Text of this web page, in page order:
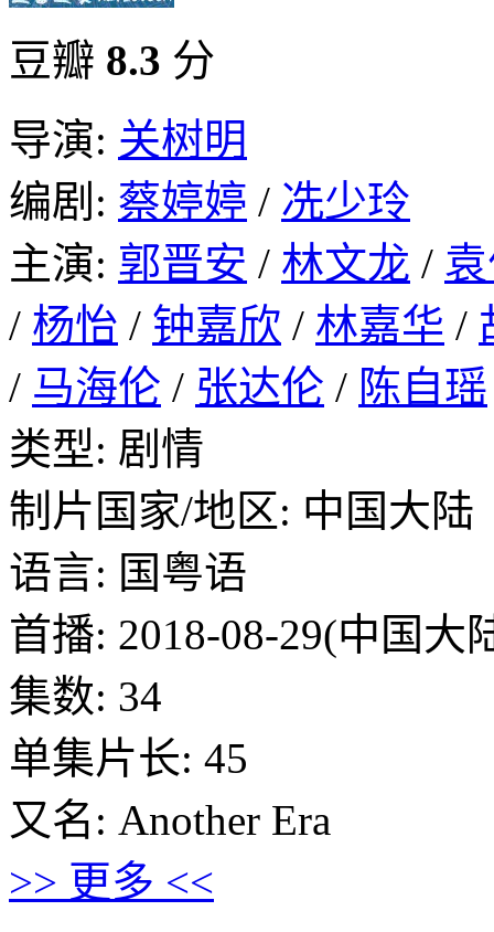
豆瓣 8.3 分
导演: 关树明
编剧: 蔡婷婷 / 冼少玲
主演: 郭晋安 / 林文龙 /
/ 杨怡 / 钟嘉欣 / 林嘉华 /
/ 马海伦 / 张达伦 / 陈自瑶
类型: 剧情
制片国家/地区: 中国大陆
语言: 国粤语
首播: 2018-08-29(中国大
集数: 34
单集片长: 45
又名: Another Era
>> 更多 <<